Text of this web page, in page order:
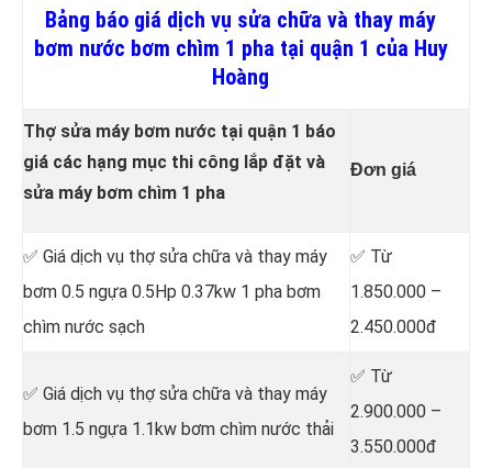
Bảng báo giá dịch vụ sửa chữa và thay máy
bơm nước bơm chìm 1 pha tại quận 1 của Huy
Hoàng
Thợ sửa máy bơm nước tại quận 1 báo
giá các hạng mục thi công lắp đặt và
sửa máy bơm chìm 1 pha
Đơn giá
✅ Giá dịch vụ thợ sửa chữa và thay máy
bơm 0.5 ngựa 0.5Hp 0.37kw 1 pha bơm
chìm nước sạch
✅ Từ
1.850.000 –
2.450.000đ
✅ Giá dịch vụ thợ sửa chữa và thay máy
bơm 1.5 ngựa 1.1kw bơm chìm nước thải
✅ Từ
2.900.000 –
3.550.000đ